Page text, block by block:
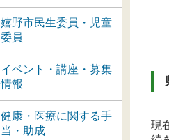
嬉野市民生委員・児童
委員
イベント・講座・募集
情報
健康・医療に関する手
当・助成
現